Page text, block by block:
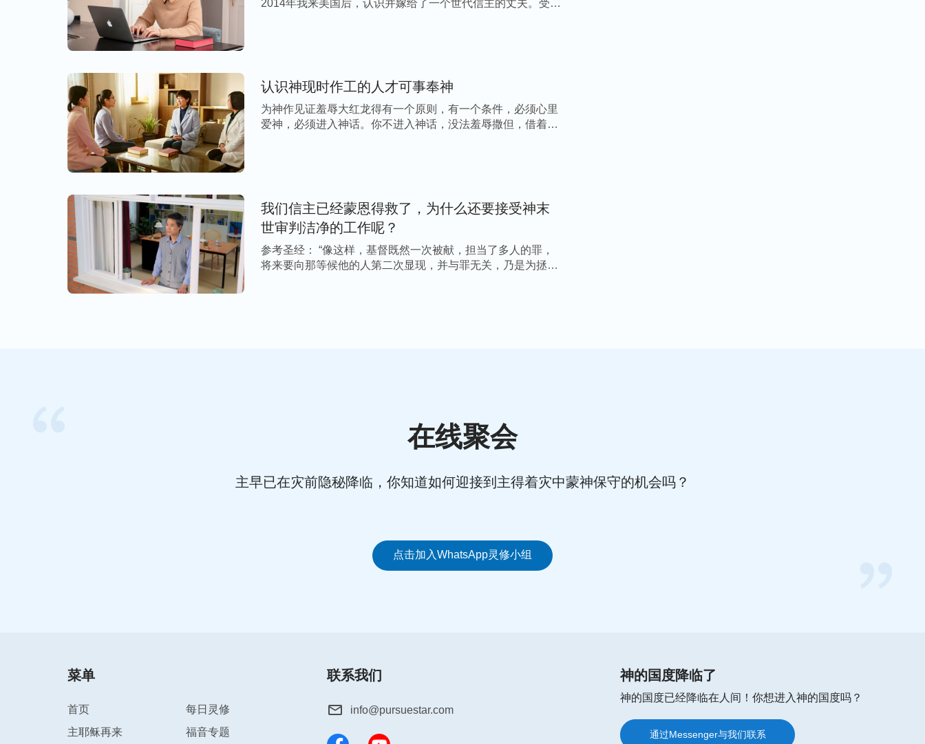
2014年我来美国后，认识并嫁给了一个世代信主的丈夫。受
认识神现时作工的人才可事奉神
为神作见证羞辱大红龙得有一个原则，有一个条件，必须心里
爱神，必须进入神话。你不进入神话，没法羞辱撒但，借着生
我们信主已经蒙恩得救了，为什么还要接受神末
世审判洁净的工作呢？
参考圣经： “像这样，基督既然一次被献，担当了多人的罪，
将来要向那等候他的人第二次显现，并与罪无关，乃是为拯救
在线聚会
主早已在灾前隐秘降临，你知道如何迎接到主得着灾中蒙神保守的机会吗？
点击加入WhatsApp灵修小组
菜单
首页
每日灵修
主耶稣再来
福音专题
联系我们
info@pursuestar.com
神的国度降临了
神的国度已经降临在人间！你想进入神的国度吗？
通过Messenger与我们联系
C．
D．如何依靠神有信心
E．如何祷告蒙神垂听
通过WhatsApp与我们联系